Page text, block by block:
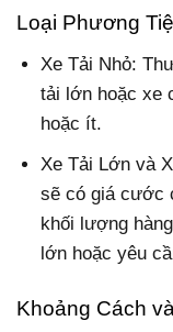
Loại Phương
Xe Tải Nhỏ:
tải lớn hoặc xe
hoặc ít.
Xe Tải Lớn và
sẽ có giá cước
khối lượng
lớn hoặc yêu
Khoảng Cách